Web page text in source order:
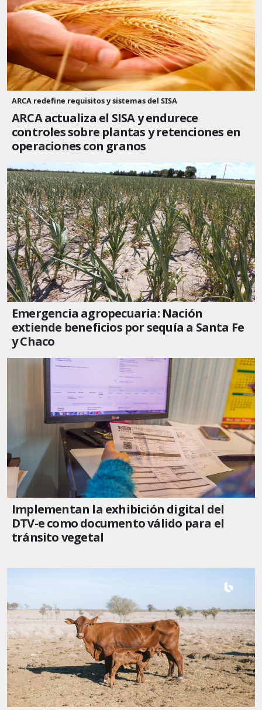
ARCA redefine requisitos y sistemas del SISA
ARCA actualiza el SISA y endurece
controles sobre plantas y retenciones en
operaciones con granos
Emergencia agropecuaria: Nación
extiende beneficios por sequía a Santa Fe
y Chaco
Implementan la exhibición digital del
DTV-e como documento válido para el
tránsito vegetal